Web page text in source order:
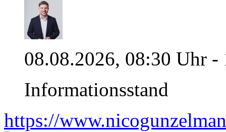
08.08.2026, 08:30 Uhr -
Informationsstand
https://